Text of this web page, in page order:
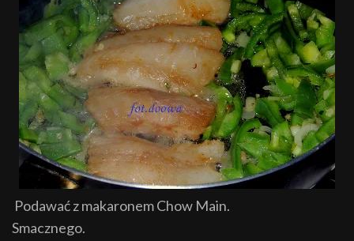
Podawać z makaronemChow Main.
Smacznego.